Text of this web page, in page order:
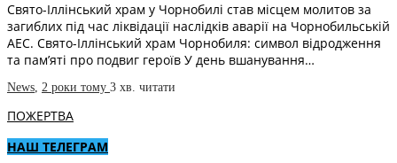
Свято-Іллінський храм у Чорнобилі став місцем молитов за
загиблих під час ліквідації наслідків аварії на Чорнобильській
АЕС. Свято-Іллінський храм Чорнобиля: символ відродження
та пам’яті про подвиг героїв У день вшанування…
News, 2 роки тому 3 хв. читати
ПОЖЕРТВА
НАШ ТЕЛЕГРАМ